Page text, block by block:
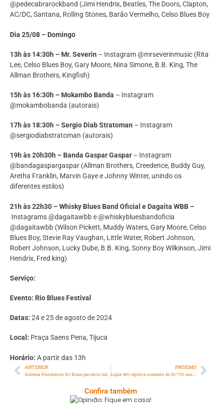
@pedecabrarockband (Jimi Hendrix, Beatles, The Doors, Clapton,
AC/DC, Santana, Rolling Stones, Barão Vermelho, Celso Blues Boy
Dia 25/08 – Domingo
13h às 14:30h – Mr. Severin – Instagram @mrseverinmusic (Rita
Lee, Celso Blues Boy, Gary Moore, Nina Simone, B.B. King, The
Allman Brothers, Kingfish)
15h às 16:30h – Mokambo Banda – Instagram
@mokambobanda (autorais)
17h às 18:30h – Sergio Diab Stratoman – Instagram
@sergiodiabstratoman (autorais)
19h às 20h30h – Banda Gaspar Gaspar – Instagram
@bandagaspargaspar (Allman Brothers, Creedence, Buddy Guy,
Aretha Franklin, Marvin Gaye e Johnny Winter, unindo os
diferentes estilos)
21h às 22h30 – Whisky Blues Band Oficial e Dagaita WBB –
Instagrams @dagaitawbb e @whiskybluesbandoficia
@dagaitawbb (Wilson Pickett, Muddy Waters, Gary Moore, Celso
Blues Boy, Stevie Ray Vaughan, Little Water, Robert Johnson,
Robert Johnson, Lucky Dube, B.B. King, Sonny Boy Wilkinson, Jimi
Hendrix, Fred king)
Serviço:
Evento: Rio Blues Festival
Datas: 24 e 25 de agosto de 2024
Local: Praça Saens Pena, Tijuca
Horário: A partir das 13h
ANTERIOR PRÓXIMO
Confira também
Opinião: Fique Em Casa!